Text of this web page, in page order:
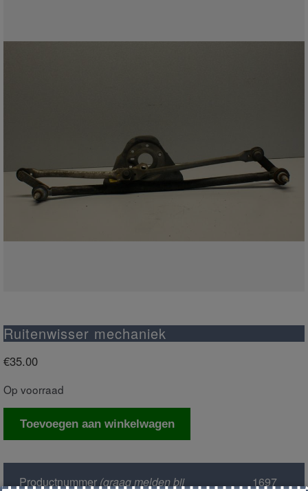
Ruitenwisser mechaniek
€35.00
Op voorraad
Ruitenwisser
Toevoegen aan winkelwagen
Productnummer(graag melden bij
1697